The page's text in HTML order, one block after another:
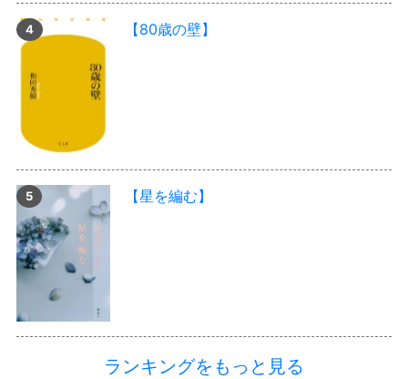
【80歳の壁】
【星を編む】
ランキングをもっと見る